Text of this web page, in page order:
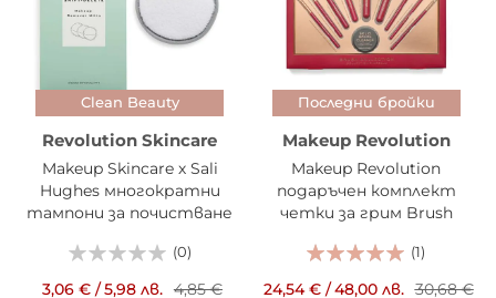
Clean Beauty
Revolution Skincare
Makeup Skincare х Sali
Hughes многократни
тампони за почистване
(0)
3,06 €/5,98 лв. 4,85 €
Последни бройки
Makeup Revolution
Makeup Revolution
подаръчен комплект
четки за грим Brush
(1)
24,54 €/48,00 лв. 30,68 €